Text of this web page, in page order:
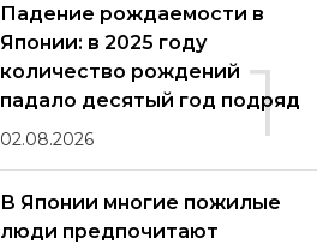
1
Падение рождаемости в
Японии: в 2025 году
количество рождений
падало десятый год подряд
02.08.2026
В Японии многие пожилые
люди предпочитают